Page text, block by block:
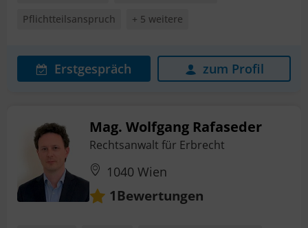
Pflichtteilsanspruch
+ 5 weitere
Erstgespräch zum Profil
Mag. Wolfgang Rafaseder
Rechtsanwalt für Erbrecht
1040 Wien
1Bewertungen